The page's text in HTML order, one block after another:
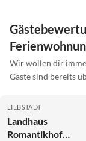
Wir wollen dir
Gäste sind bereits
LIEBSTADT
Landhaus
Romantikhof